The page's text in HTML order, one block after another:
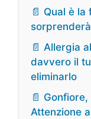
📄 Qual è
sorprenderà
📄 Allergia
davvero il
eliminarlo
📄
Attenzione